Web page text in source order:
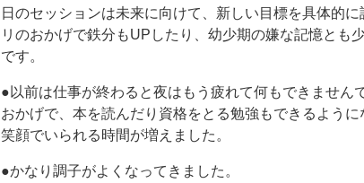
日のセッションは未来に向けて、新しい目標を具体的
リのおかげで鉄分もUPしたり、幼少期の嫌な記憶とも
です。
●以前は仕事が終わると夜はもう疲れて何もできません
おかげで、本を読んだり資格をとる勉強もできるように
笑顔でいられる時間が増えました。
●かなり調子がよくなってきました。